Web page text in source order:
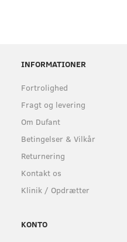
INFORMATIONER
Fortrolighed
Fragt og levering
Om Dufant
Betingelser & Vilkår
Returnering
Kontakt os
Klinik / Opdrætter
KONTO